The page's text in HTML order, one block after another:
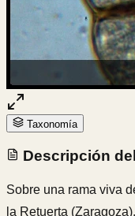
Taxonomía
Descripción
Sobre una rama viva
la Retuerta (Zaragoza).